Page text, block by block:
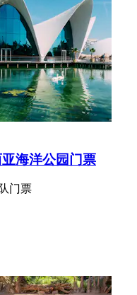
海洋公园门票
门票